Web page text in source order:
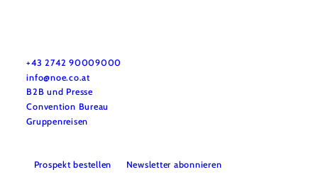
+43 2742 90009000
info@noe.co.at
B2B und Presse
Convention Bureau
Gruppenreisen
Prospekt bestellen Newsletter abonnieren